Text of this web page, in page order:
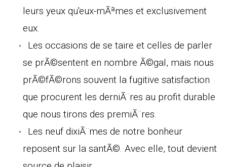
leurs yeux qu'eux-mÃªmes et exclusivement
eux.
Les occasions de se taire et celles de parler
se prÃ©sentent en nombre Ã©gal, mais nous
prÃ©fÃ©rons souvent la fugitive satisfaction
que procurent les derniÃ¨res au profit durable
que nous tirons des premiÃ¨res.
Les neuf dixiÃ¨mes de notre bonheur
reposent sur la santÃ©. Avec elle, tout devient